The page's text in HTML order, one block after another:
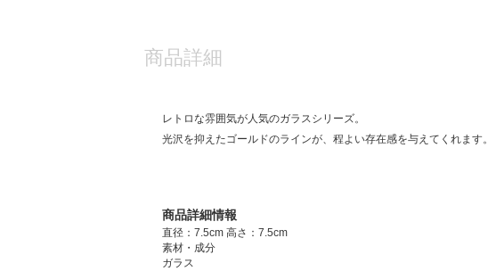
商品詳細
レトロな雰囲気が人気のガラスシリーズ。
光沢を抑えたゴールドのラインが、程よい存在感を与えてくれます。
商品詳細情報
直径：7.5cm 高さ：7.5cm
素材・成分
ガラス